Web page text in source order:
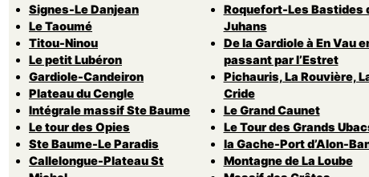
Signes-Le Danjean
Le Taoumé
Titou-Ninou
Le petit Lubéron
Gardiole-Candeiron
Plateau du Cengle
Intégrale massif Ste Baume
Le tour des Opies
Ste Baume-Le Paradis
Callelongue-Plateau St
Roquefort-Les Bastides
Juhans
De la Gardiole à En Vau
passant par l’Estret
Pichauris, La Rouvière,
Cride
Le Grand Caunet
Le Tour des Grands
la Gache-Port d’Alon-
Montagne de La Loube